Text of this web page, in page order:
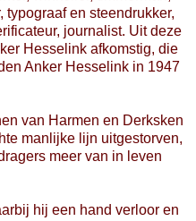
typograaf en steendrukker,
journalist. Uit deze
Hesselink afkomstig, die
Anker Hesselink in 1947
van Harmen en Derksken
manlijke lijn uitgestorven,
meer van in leven
hij een hand verloor en